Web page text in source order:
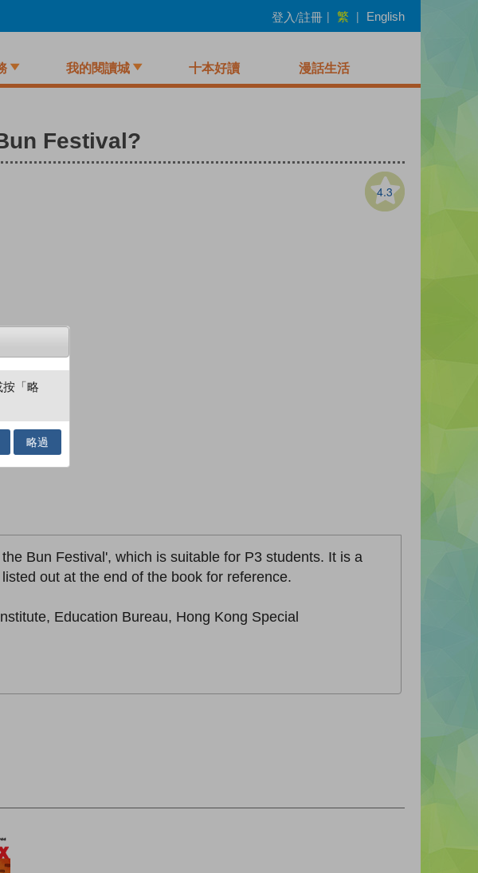
登入/註冊 | 繁 | English
我的閱讀城 十本好讀 漫話生活
Festival?
4.3
Bun Festival', which is suitable for P3 students. It is a
out at the end of the book for reference.
Education Bureau, Hong Kong Special
「略
略過